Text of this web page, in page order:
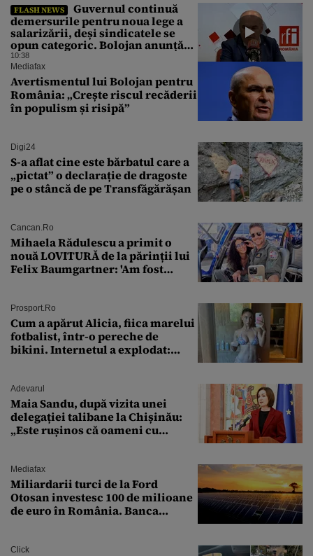
FLASH NEWS
Guvernul continuă
demersurile pentru noua lege a
salarizării, deși sindicatele se
opun categoric. Bolojan anunță
când ar putea fi depusă în
Parlament
10:38
Mediafax
Avertismentul lui Bolojan pentru
România: „Crește riscul recăderii
în populism și risipă”
Digi24
S-a aflat cine este bărbatul care a
„pictat” o declarație de dragoste
pe o stâncă de pe Transfăgărășan
Cancan.ro
Mihaela Rădulescu a primit o
nouă LOVITURĂ de la părinții lui
Felix Baumgartner: 'Am fost
Prosport.ro
Cum a apărut Alicia, fiica marelui
fotbalist, într-o pereche de
bikini. Internetul a explodat:
Adevarul
Maia Sandu, după vizita unei
delegației talibane la Chișinău:
„Este rușinos că oameni cu
Mediafax
Miliardarii turci de la Ford
Otosan investesc 100 de milioane
de euro în România. Banca
Click